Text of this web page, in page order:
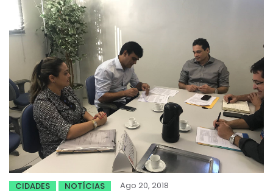
CIDADES NOTÍCIAS Ago 20, 2018